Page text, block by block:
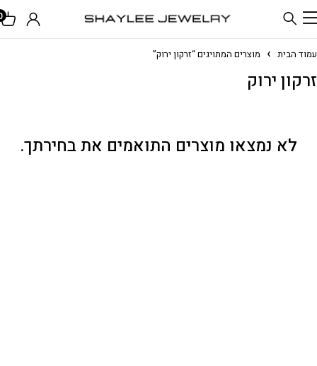
עמוד הבית מוצרים המתויגים “זרקון ירוק”
זרקון ירוק
לא נמצאו מוצרים התואמים את בחירתך.